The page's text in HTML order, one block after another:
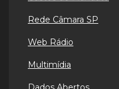
Rede Câmara SP
Web Rádio
Multimídia